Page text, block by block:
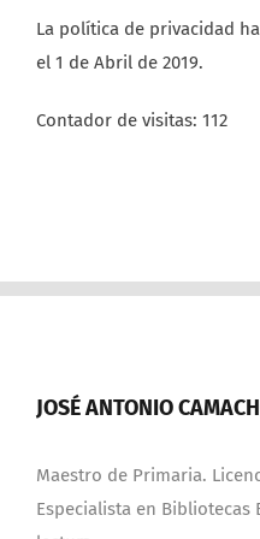
La política de privacidad
el 1 de Abril de 2019.
Contador de visitas: 112
JOSÉ ANTONIO
Maestro de Primaria.
Especialista en Bibliotecas